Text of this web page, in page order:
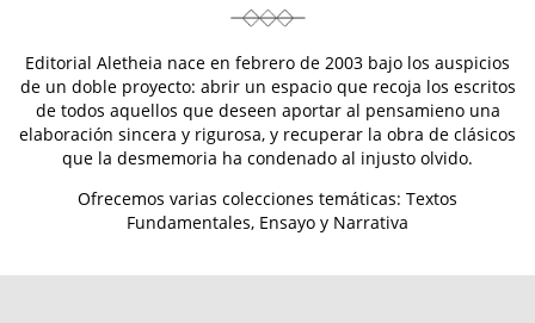
Editorial Aletheia nace en febrero de 2003 bajo los auspicios
de un doble proyecto: abrir un espacio que recoja los escritos
de todos aquellos que deseen aportar al pensamieno una
elaboración sincera y rigurosa, y recuperar la obra de clásicos
que la desmemoria ha condenado al injusto olvido.
Ofrecemos varias colecciones temáticas: Textos
Fundamentales, Ensayo y Narrativa